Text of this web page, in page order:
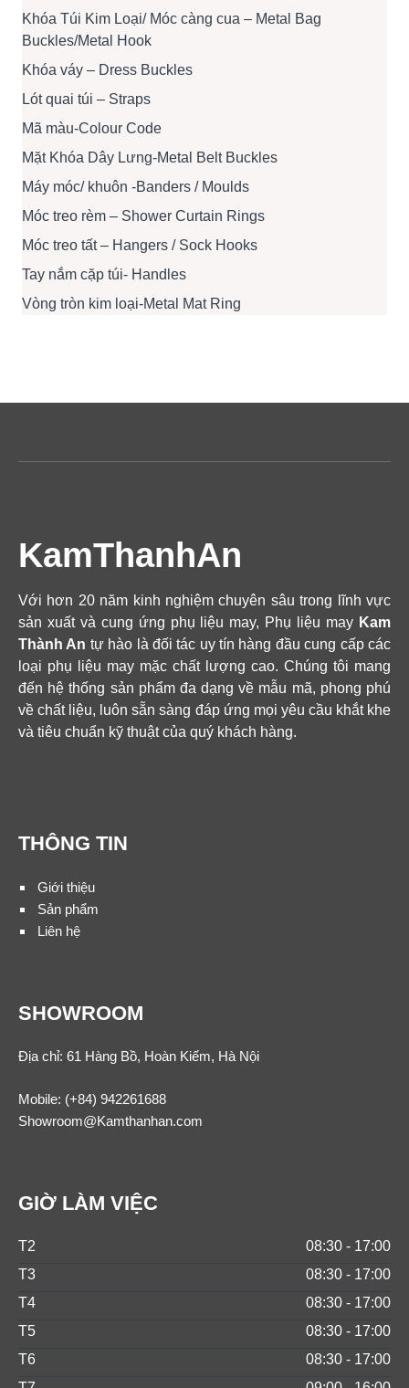
Khóa Túi Kim Loại/ Móc càng cua – Metal Bag
Buckles/Metal Hook
Khóa váy – Dress Buckles
Lót quai túi – Straps
Mã màu-Colour Code
Mặt Khóa Dây Lưng-Metal Belt Buckles
Máy móc/ khuôn -Banders / Moulds
Móc treo rèm – Shower Curtain Rings
Móc treo tất – Hangers / Sock Hooks
Tay nắm cặp túi- Handles
Vòng tròn kim loại-Metal Mat Ring
KamThanhAn
Với hơn 20 năm kinh nghiệm chuyên sâu trong lĩnh vực
sản xuất và cung ứng phụ liệu may, Phụ liệu may Kam
Thành An tự hào là đối tác uy tín hàng đầu cung cấp các
loại phụ liệu may mặc chất lượng cao. Chúng tôi mang
đến hệ thống sản phẩm đa dạng về mẫu mã, phong phú
về chất liệu, luôn sẵn sàng đáp ứng mọi yêu cầu khắt khe
và tiêu chuẩn kỹ thuật của quý khách hàng.
THÔNG TIN
Giới thiệu
Sản phẩm
Liên hệ
SHOWROOM
Địa chỉ: 61 Hàng Bồ, Hoàn Kiếm, Hà Nội
Mobile: (+84) 942261688
Showroom@Kamthanhan.com
GIỜ LÀM VIỆC
T2
08:30 - 17:00
T3
08:30 - 17:00
T4
08:30 - 17:00
T5
08:30 - 17:00
T6
08:30 - 17:00